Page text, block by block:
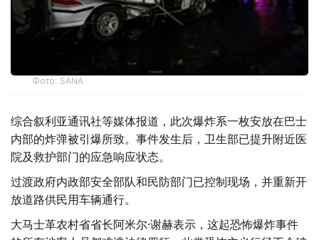
Фото: SANA
综合叙利亚通讯社等媒体报道，此次爆炸系一枚安放在巴士
内部的炸弹被引爆所致。事件发生后，卫生部已提升附近医
院及救护部门的应急响应状态。
过渡政府内政部安全部队和民防部门已控制现场，并重新开
放道路供民用车辆通行。
大马士革农村省省长阿米尔·谢赫表示，这起恐怖爆炸事件